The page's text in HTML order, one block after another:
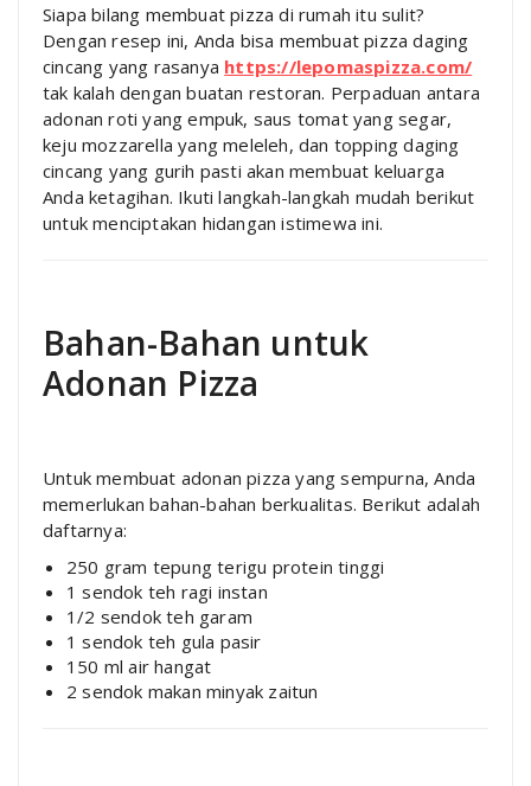
Siapa bilang membuat pizza di rumah itu sulit?
Dengan resep ini, Anda bisa membuat pizza daging
cincang yang rasanya https://lepomaspizza.com/
tak kalah dengan buatan restoran. Perpaduan antara
adonan roti yang empuk, saus tomat yang segar,
keju mozzarella yang meleleh, dan topping daging
cincang yang gurih pasti akan membuat keluarga
Anda ketagihan. Ikuti langkah-langkah mudah berikut
untuk menciptakan hidangan istimewa ini.
Bahan-Bahan untuk
Adonan Pizza
Untuk membuat adonan pizza yang sempurna, Anda
memerlukan bahan-bahan berkualitas. Berikut adalah
daftarnya:
250 gram tepung terigu protein tinggi
1 sendok teh ragi instan
1/2 sendok teh garam
1 sendok teh gula pasir
150 ml air hangat
2 sendok makan minyak zaitun